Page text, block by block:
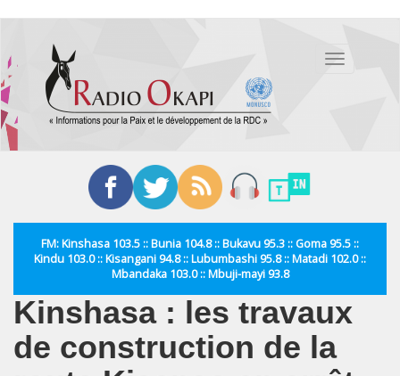
contenu
principal
Toggle
FM: Kinshasa 103.5 :: Bunia 104.8 :: Bukavu 95.3 :: Goma 95.5 ::
Kindu 103.0 :: Kisangani 94.8 :: Lubumbashi 95.8 :: Matadi 102.0 ::
Mbandaka 103.0 :: Mbuji-mayi 93.8
Kinshasa : les travaux
de construction de la